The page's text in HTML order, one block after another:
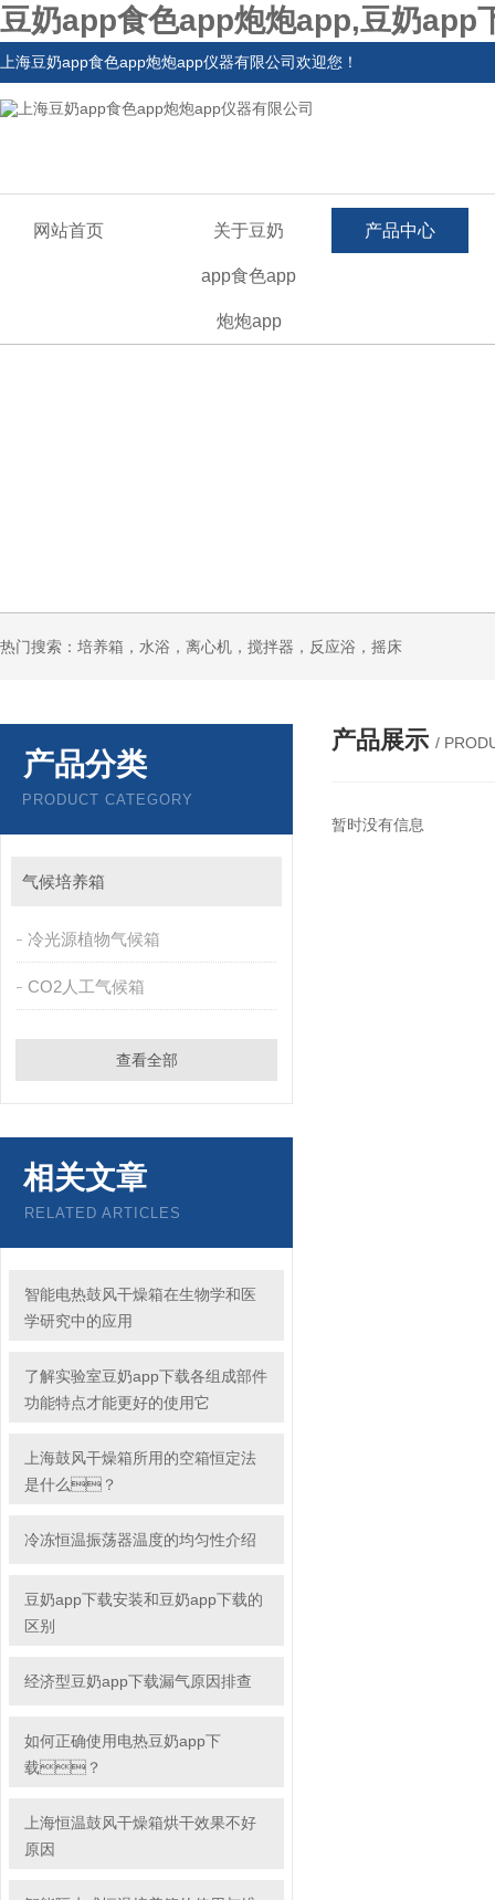
豆奶app食色app炮炮app,豆奶app
上海豆奶app食色app炮炮app仪器有限公司欢迎您！
网站首页 关于豆奶
app食色app
炮炮app
产品中心
热门搜索：培养箱，水浴，离心机，搅拌器，反应浴，摇床
产品分类
PRODUCT CATEGORY
气候培养箱
冷光源植物气候箱
CO2人工气候箱
查看全部
相关文章
RELATED ARTICLES
智能电热鼓风干燥箱在生物学和医
学研究中的应用
了解实验室豆奶app下载各组成部件
功能特点才能更好的使用它
上海鼓风干燥箱所用的空箱恒定法
是什么？
冷冻恒温振荡器温度的均匀性介绍
豆奶app下载安装和豆奶app下载的
区别
经济型豆奶app下载漏气原因排查
如何正确使用电热豆奶app下
载？
上海恒温鼓风干燥箱烘干效果不好
原因
产品展示 /
暂时没有信息